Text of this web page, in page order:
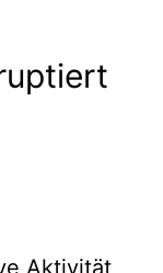
Aktivität